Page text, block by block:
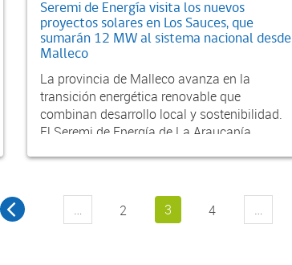
Seremi de Energía visita los nuevos
proyectos solares en Los Sauces, que
sumarán 12 MW al sistema nacional desde
Malleco
La provincia de Malleco avanza en la
transición energética renovable que
combinan desarrollo local y sostenibilidad.
El Seremi de Energía de La Araucanía,
… 2 3 4 …